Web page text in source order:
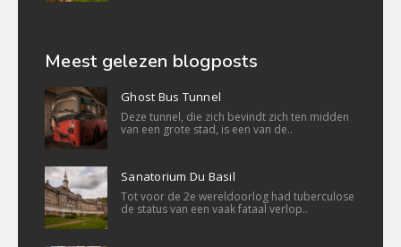
Meest gelezen blogposts
Ghost Bus Tunnel
Deze tunnel, die zich bevindt zich ten midden
van een grote stad, is een van de..
Sanatorium Du Basil
Tot voor de 2e wereldoorlog had tuberculose
de status van een vaak fataal verlop..